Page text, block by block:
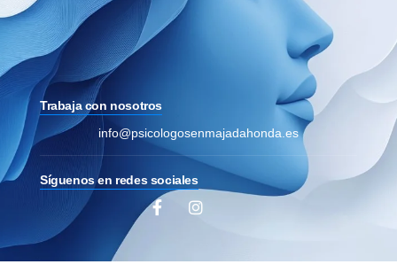
Trabaja con nosotros
info@psicologosenmajadahonda.es
Síguenos en redes sociales